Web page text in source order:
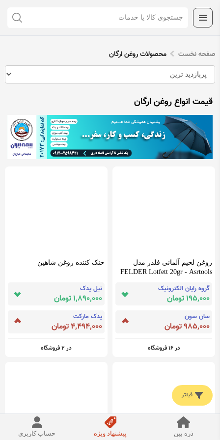
صفحه نخست محصولات روغن ارگان
قیمت انواع روغن ارگان
روغن لحیم آلمانی فلدر مدل
FELDER Lotfett 20gr - Asrtools
گروه رایان الکترونیک
195,000 تومان
سان سون
985,000 تومان
در 16 فروشگاه
خنک کننده روغن شاهین
نیل یدک
1,890,000 تومان
یدک مارکت
4,494,000 تومان
در 2 فروشگاه
فیلتر
ذره بین پیشنهاد ویژه حساب کاربری